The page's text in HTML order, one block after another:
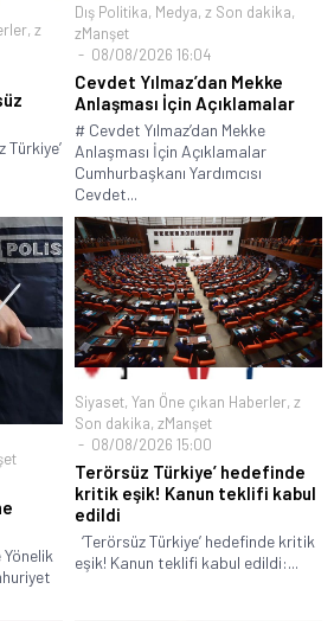
, z
Türkiye’
Dış Politika, Medya, z Son dakika,
zManşet
08/08/2026 16:04
Cevdet Yılmaz’dan Mekke
Anlaşması İçin Açıklamalar
# Cevdet Yılmaz’dan Mekke
Anlaşması İçin Açıklamalar
Cumhurbaşkanı Yardımcısı
Cevdet...
Siyaset, Yan Öne çıkan Haberler, z
Son dakika, zManşet
08/08/2026 15:00
Terörsüz Türkiye’ hedefinde
kritik eşik! Kanun teklifi kabul
edildi
‘Terörsüz Türkiye’ hedefinde kritik
eşik! Kanun teklifi kabul edildi:...